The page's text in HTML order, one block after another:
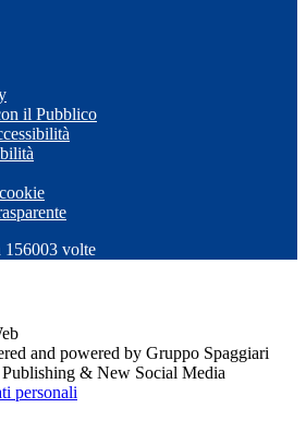
il Pubblico
156003 volte
and powered by Gruppo Spaggiari
& New Social Media
personali